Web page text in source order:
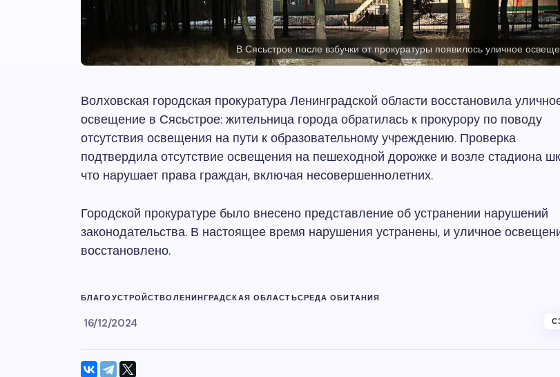
В Сясьстрое после взбучки от прокуратуры появилось уличное
Волховская городская прокуратура Ленинградской области восстановила
освещение в Сясьстрое: жительница города обратилась к прокурору по поводу
отсутствия освещения на пути к образовательному учреждению. Проверка
подтвердила отсутствие освещения на пешеходной дорожке и возле стадиона
что нарушает права граждан, включая несовершеннолетних.
Городской прокуратуре было внесено представление об устранении нарушений
законодательства. В настоящее время нарушения устранены, и уличное
восстановлено.
БЛАГОУСТРОЙСТВО ЛЕНИНГРАДСКАЯ ОБЛАСТЬСРЕДА ОБИТАНИЯ
16/12/2024